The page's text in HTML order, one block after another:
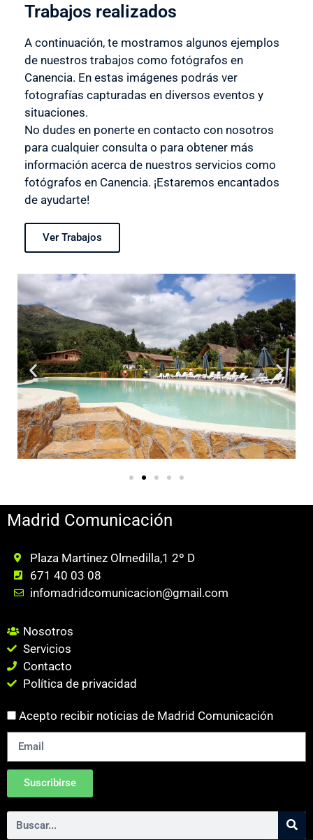
Trabajos realizados
A continuación, te mostramos algunos ejemplos
de nuestros trabajos como fotógrafos en
Canencia. En estas imágenes podrás ver
fotografías capturadas en diversos eventos y
situaciones.
No dudes en ponerte en contacto con nosotros
para cualquier consulta o para obtener más
información acerca de nuestros servicios como
fotógrafos en Canencia. ¡Estaremos encantados
de ayudarte!
Ver Trabajos
Madrid Comunicación
Plaza Martinez Olmedilla,1 2º D
671 40 03 08
infomadridcomunicacion@gmail.com
Nosotros
Servicios
Contacto
Política de privacidad
Acepto recibir noticias de Madrid Comunicación
Suscribirse